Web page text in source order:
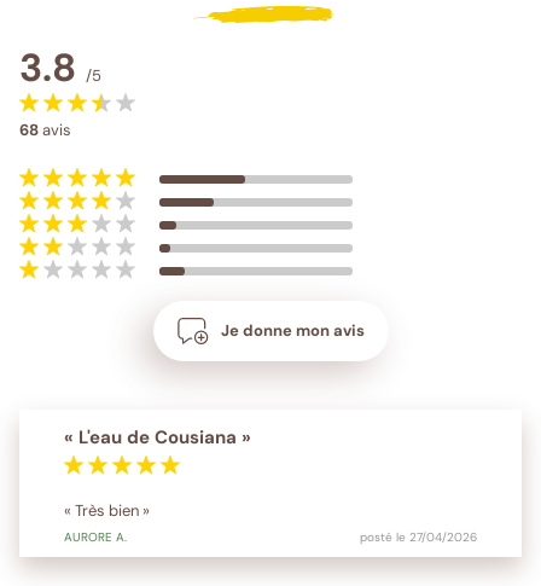
3.8 /5
68avis
Je donne mon avis
« L'eau de Cousiana »
« Très bien »
AURORE A. posté le 27/04/2026